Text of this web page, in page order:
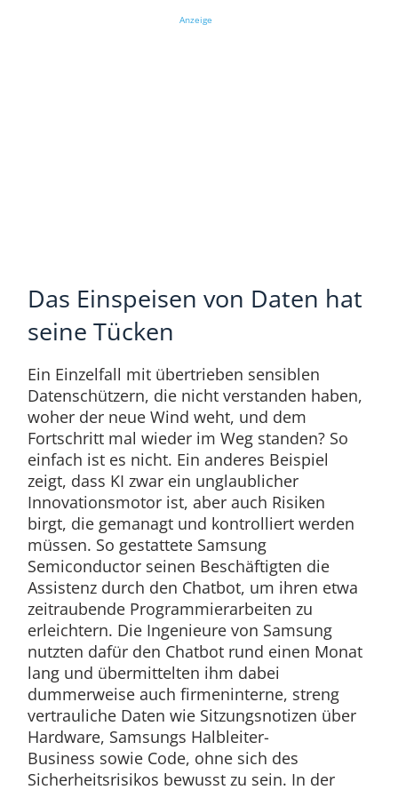
Anzeige
Das Einspeisen von Daten hat
seine Tücken
Ein Einzelfall mit übertrieben sensiblen
Datenschützern, die nicht verstanden haben,
woher der neue Wind weht, und dem
Fortschritt mal wieder im Weg standen? So
einfach ist es nicht. Ein anderes Beispiel
zeigt, dass KI zwar ein unglaublicher
Innovationsmotor ist, aber auch Risiken
birgt, die gemanagt und kontrolliert werden
müssen. So gestattete Samsung
Semiconductor seinen Beschäftigten die
Assistenz durch den Chatbot, um ihren etwa
zeitraubende Programmierarbeiten zu
erleichtern. Die Ingenieure von Samsung
nutzten dafür den Chatbot rund einen Monat
lang und übermittelten ihm dabei
dummerweise auch firmeninterne, streng
vertrauliche Daten wie Sitzungsnotizen über
Hardware, Samsungs Halbleiter-
Business sowie Code, ohne sich des
Sicherheitsrisikos bewusst zu sein. In der